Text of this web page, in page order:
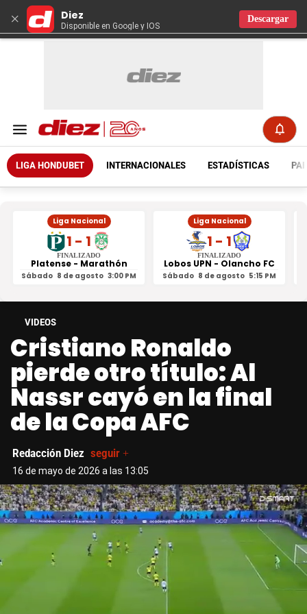
× Diez
Disponible en Google y IOS
Descargar
LIGA HONDUBET INTERNACIONALES ESTADÍSTICAS
Liga Nacional
1 - 1
FINALIZADO
Platense - Marathón
Sábado 8 de agosto 3:00 PM
Liga Nacional
1 - 1
FINALIZADO
Lobos UPN - Olancho FC
Sábado 8 de agosto 5:15 PM
VIDEOS
Cristiano Ronaldo
pierde otro título: Al
Nassr cayó en la final
de la Copa AFC
Redacción Diez seguir +
16 de mayo de 2026 a las 13:05